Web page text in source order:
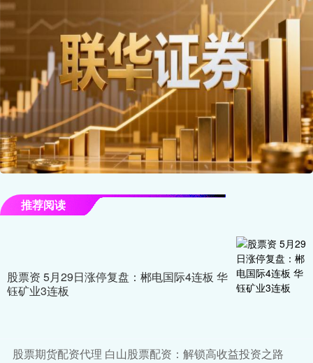
推荐阅读
股票资 5月29日涨停复盘：郴电国际4连板 华
钰矿业3连板
股票期货配资代理 白山股票配资：解锁高收益投资之路